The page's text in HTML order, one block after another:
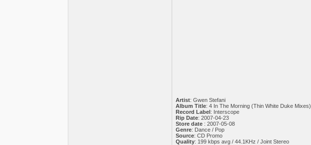
Artist: Gwen Stefani
Album Title: 4 In The Morning (Thin White Duke Mixes)
Record Label: Interscope
Rip Date: 2007-04-23
Store date : 2007-05-08
Genre: Dance / Pop
Source: CD Promo
Quality: 199 kbps avg / 44.1KHz / Joint Stereo